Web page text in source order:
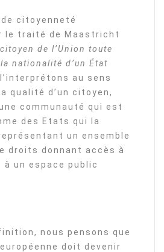
citoyenneté
le traité de Maastricht
de l’Union toute
nationalité d’un État
au sens
qualité d’un citoyen,
communauté qui est
des Etats qui la
un ensemble
droits donnant accès à
à un espace public
nous pensons que
doit devenir